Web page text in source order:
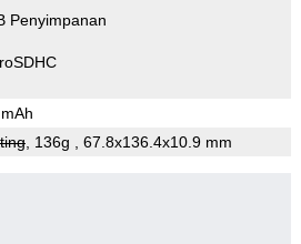
Penyimpanan
, 136g , 67.8x136.4x10.9 mm